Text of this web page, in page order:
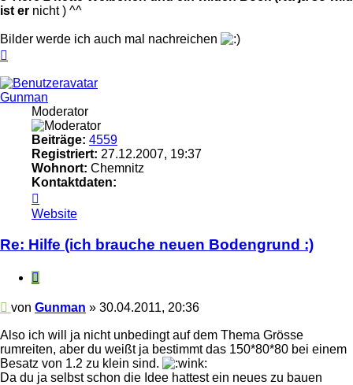
ist er nicht ) ^^
Bilder werde ich auch mal nachreichen
Gunman
Moderator
Beiträge: 4559
Registriert: 27.12.2007, 19:37
Wohnort: Chemnitz
Kontaktdaten:
von
Gunman
Website
Re: Hilfe (ich brauche neuen Bodengrund :)
Zitieren
Beitrag
von Gunman » 30.04.2011, 20:36
Also ich will ja nicht unbedingt auf dem Thema Grösse
rumreiten, aber du weißt ja bestimmt das 150*80*80 bei einem
Besatz von 1.2 zu klein sind.
Da du ja selbst schon die Idee hattest ein neues zu bauen